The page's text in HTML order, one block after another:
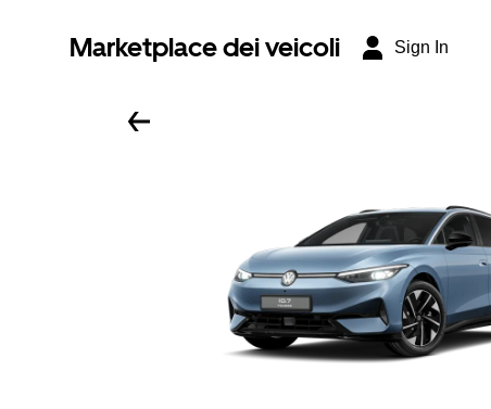
Marketplace dei veicoli Sign In